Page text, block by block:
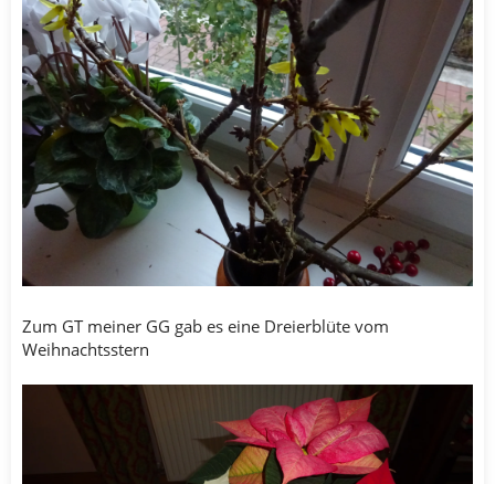
Zum GT meiner GG gab es eine Dreierblüte vom
Weihnachtsstern